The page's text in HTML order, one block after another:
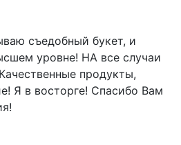
съедобный букет, и
уровне! НА все случаи
продукты,
Я в восторге! Спасибо Вам